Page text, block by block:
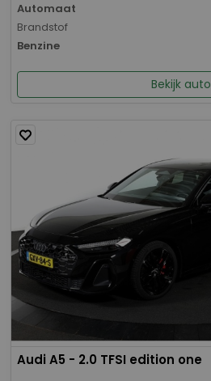
Automaat
Brandstof
Benzine
Bekijk auto
Audi A5 - 2.0 TFSI edition one